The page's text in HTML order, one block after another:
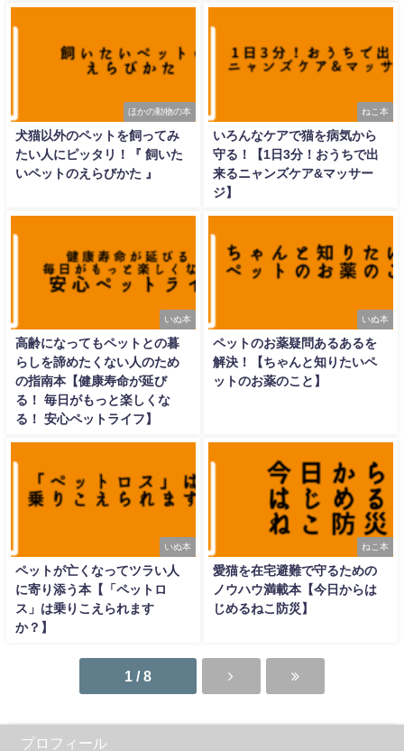
ほかの動物の本
犬猫以外のペットを飼ってみ
たい人にピッタリ！『 飼いた
いペットのえらびかた 』
ねこ本
いろんなケアで猫を病気から
守る！【1日3分！おうちで出
来るニャンズケア&マッサー
ジ】
いぬ本
高齢になってもペットとの暮
らしを諦めたくない人のため
の指南本【健康寿命が延び
る！ 毎日がもっと楽しくな
る！ 安心ペットライフ】
いぬ本
ペットのお薬疑問あるあるを
解決！【ちゃんと知りたいペ
ットのお薬のこと】
いぬ本
ペットが亡くなってツラい人
に寄り添う本【「ペットロ
ス」は乗りこえられます
か？】
ねこ本
愛猫を在宅避難で守るための
ノウハウ満載本【今日からは
じめるねこ防災】
1 / 8
プロフィール